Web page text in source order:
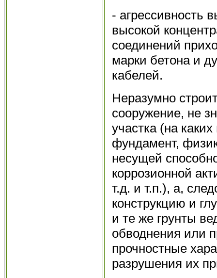
- агрессивность
высокой
соединений
марки бетона и
кабелей.
Неразумно
сооружение, не
участка (на
фундамент,
несущей
коррозионной
т.д. и т.п.), а,
конструкцию и
и те же грунты
обводнения или
прочностные
разрушения их